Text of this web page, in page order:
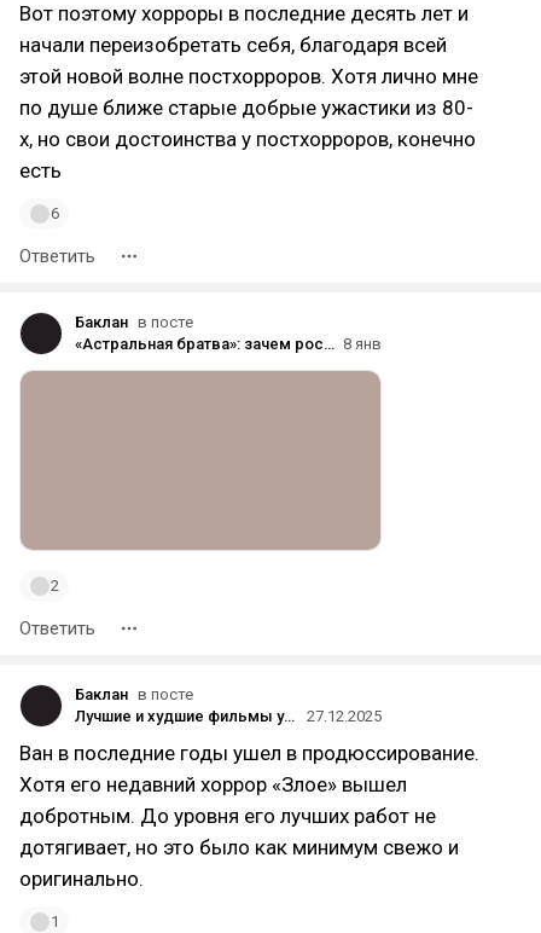
Вот поэтому хорроры в последние десять лет и
начали переизобретать себя, благодаря всей
этой новой волне постхорроров. Хотя лично мне
по душе ближе старые добрые ужастики из 80-
х, но свои достоинства у постхорроров, конечно
есть
6
Ответить
Баклан в посте
«Астральная братва»: зачем российские локализаторы меняют названия зарубежных хорроров 8 янв
2
Ответить
Баклан в посте
Лучшие и худшие фильмы ужасов 2025 года
27.12.2025
Ван в последние годы ушел в продюссирование.
Хотя его недавний хоррор «Злое» вышел
добротным. До уровня его лучших работ не
дотягивает, но это было как минимум свежо и
оригинально.
1